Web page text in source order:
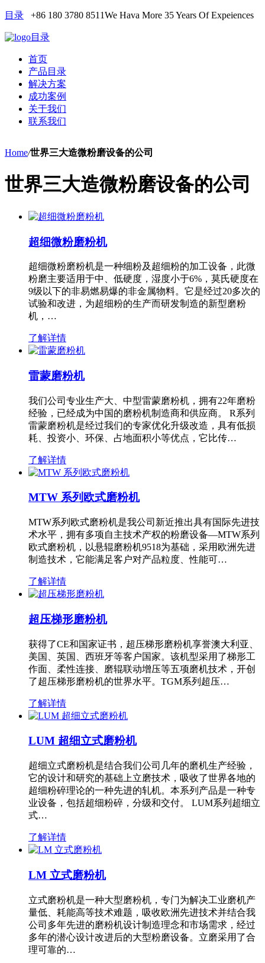
目录 +86 180 3780 8511We Hava More 35 Years Of Expeiences
目录
首页
产品目录
解决方案
成功案例
关于我们
联系我们
Home/世界三大造微粉磨设备的公司
世界三大造微粉磨设备的公司
超细微粉磨粉机
超细微粉磨粉机是一种细粉及超细粉的加工设备，此微
粉磨主要适用于中、低硬度，湿度小于6%，莫氏硬度在
9级以下的非易燃易爆的非金属物料。它是经过20多次的
试验和改进，为超细粉的生产而研发制造的新型磨粉
机，…
了解详情
雷蒙磨粉机
我们公司专业生产大、中型雷蒙磨粉机，拥有22年磨粉
经验，已经成为中国的磨粉机制造商和供应商。 R系列
雷蒙磨粉机是经过我们的专家优化升级改造，具有低损
耗、投资小、环保、占地面积小等优点，它比传…
了解详情
MTW 系列欧式磨粉机
MTW系列欧式磨粉机是我公司新近推出具有国际先进技
术水平，拥有多项自主技术产权的粉磨设备—MTW系列
欧式磨粉机，以悬辊磨粉机9518为基础，采用欧洲先进
制造技术，它能满足客户对产品粒度、性能可…
了解详情
超压梯形磨粉机
获得了CE和国家证书，超压梯形磨粉机享誉澳大利亚、
美国、英国、西班牙等客户国家。该机型采用了梯形工
作面、柔性连接、磨辊联动增压等五项磨机技术，开创
了超压梯形磨粉机的世界水平。TGM系列超压…
了解详情
LUM 超细立式磨粉机
超细立式磨粉机是结合我们公司几年的磨机生产经验，
它的设计和研究的基础上立磨技术，吸收了世界各地的
超细粉碎理论的一种先进的轧机。本系列产品是一种专
业设备，包括超细粉碎，分级和交付。 LUM系列超细立
式…
了解详情
LM 立式磨粉机
立式磨粉机是一种大型磨粉机，专门为解决工业磨机产
量低、耗能高等技术难题，吸收欧洲先进技术并结合我
公司多年先进的磨粉机设计制造理念和市场需求，经过
多年的潜心设计改进后的大型粉磨设备。立磨采用了合
理可靠的…